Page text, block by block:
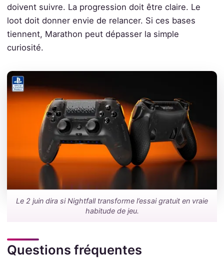
doivent suivre. La progression doit être claire. Le
loot doit donner envie de relancer. Si ces bases
tiennent, Marathon peut dépasser la simple
curiosité.
Le 2 juin dira si Nightfall transforme l’essai gratuit en vraie
habitude de jeu.
Questions fréquentes